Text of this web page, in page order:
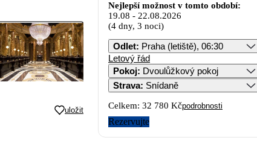
uložit
Nejlepší možnost v tomto období:
19.08 - 22.08.2026
(4 dny, 3 noci)
Odlet: Praha (letiště), 06:30
Letový řád
Pokoj: Dvoulůžkový pokoj
Strava: Snídaně
Celkem: 32 780 Kčpodrobnosti
Rezervujte